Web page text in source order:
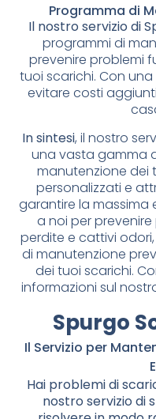
Programma di
Il nostro servizio di
programmi di
prevenire problemi
tuoi scarichi. Con
evitare costi
In sintesi, il nostro
una vasta gamma
manutenzione dei
personalizzati e
garantire la massima
a noi per
perdite e cattivi
di manutenzione
dei tuoi scarichi.
informazioni sul
Spurgo
Il Servizio per
Hai problemi di
nostro servizio di